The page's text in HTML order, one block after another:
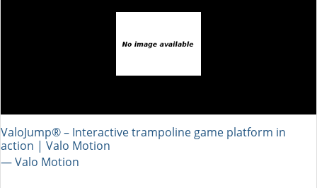
ValoJump® – Interactive trampoline game platform in
action | Valo Motion
― Valo Motion